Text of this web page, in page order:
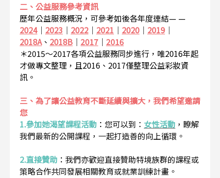
二、公益服務參考資訊
歷年公益服務概況，可參考如後各年度連結— —
2024｜ 2023 ｜ 2022 ｜ 2021 ｜ 2020 ｜ 2019 ｜
2018A、 2018B ｜ 2017 ｜ 2016
＊2015～2017各項公益服務同步進行，唯2016年起
才做專文整理，且2016、2017僅整理公益彩妝資
訊。
三、為了讓公益教育不斷延續與擴大，我們希望邀請
您
1.參加她渴望課程活動 ： 您可以到： 女性活動 ，瞭解
我們最新的公開課程，一起打造善的向上循環。
2.直接贊助 ： 我們亦歡迎直接贊助特境族群的課程或
策略合作共同發展相關教育或就業訓練計畫。